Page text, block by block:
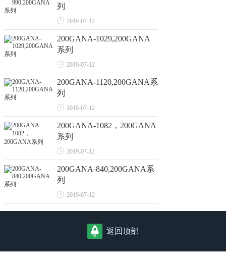
列
2019-07-12
200GANA-1029,200GANA
系列
2019-07-12
200GANA-1120,200GANA系
列
2019-07-12
200GANA-1082，200GANA
系列
2019-07-12
200GANA-840,200GANA系
列
2019-07-12
返回顶部